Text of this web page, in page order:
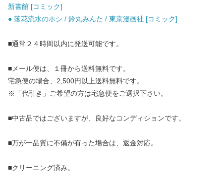
新書館 [コミック]
● 落花流水のホシ / 鈴丸みんた / 東京漫画社 [コミック]
■通常２４時間以内に発送可能です。
■メール便は、１冊から送料無料です。
宅急便の場合、2,500円以上送料無料です。
※「代引き」ご希望の方は宅急便をご選択下さい。
■中古品ではございますが、良好なコンディションです。
■万が一品質に不備が有った場合は、返金対応。
■クリーニング済み。